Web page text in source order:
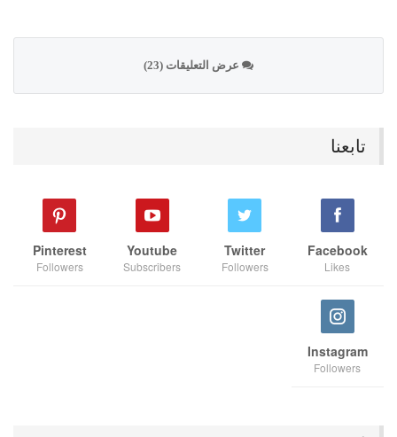
عرض التعليقات (23)
تابعنا
Facebook
Likes
Twitter
Followers
Youtube
Subscribers
Pinterest
Followers
Instagram
Followers